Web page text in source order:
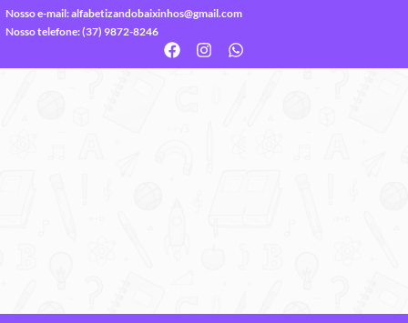
Nosso e-mail:alfabetizandobaixinhos@gmail.com
Nosso telefone: (37) 9872-8246